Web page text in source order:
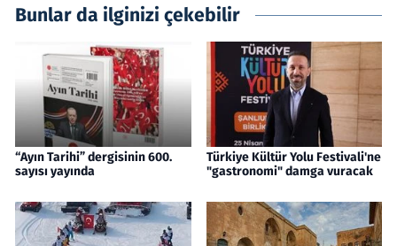
Bunlar da ilginizi çekebilir
“Ayın Tarihi” dergisinin 600.
sayısı yayında
Türkiye Kültür Yolu Festivali'ne
"gastronomi" damga vuracak